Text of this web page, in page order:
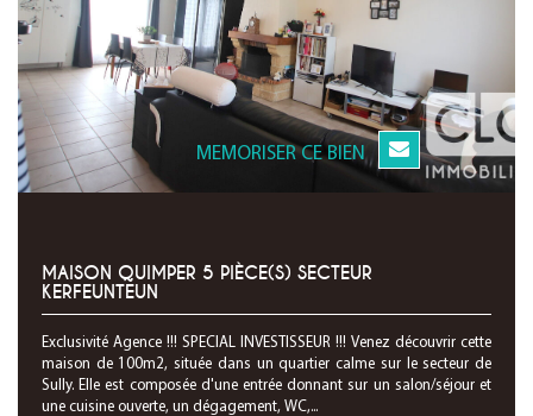
MEMORISER CE BIEN
MAISON QUIMPER 5 PIÈCE(S) SECTEUR
KERFEUNTEUN
Exclusivité Agence !!! SPECIAL INVESTISSEUR !!! Venez découvrir cette
maison de 100m2, située dans un quartier calme sur le secteur de
Sully. Elle est composée d'une entrée donnant sur un salon/séjour et
une cuisine ouverte, un dégagement, WC,...